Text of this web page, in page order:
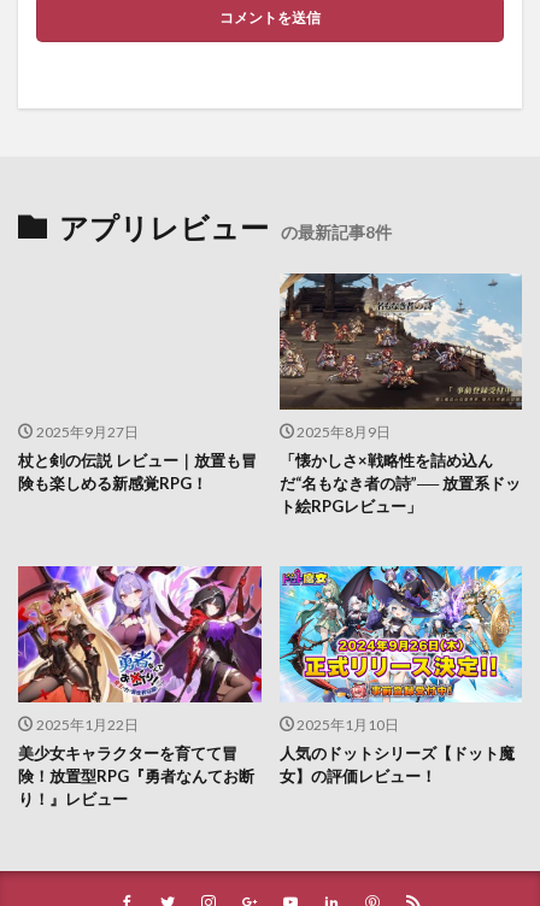
アプリレビュー の最新記事8件
2025年9月27日
杖と剣の伝説 レビュー｜放置も冒
険も楽しめる新感覚RPG！
2025年8月9日
「懐かしさ×戦略性を詰め込ん
だ“名もなき者の詩”── 放置系ドッ
ト絵RPGレビュー」
2025年1月22日
美少女キャラクターを育てて冒
険！放置型RPG『勇者なんてお断
り！』レビュー
2025年1月10日
人気のドットシリーズ【ドット魔
女】の評価レビュー！